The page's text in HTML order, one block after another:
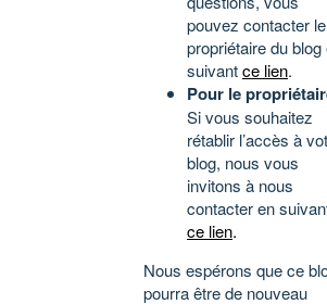
pouvez contacter le
propriétaire du blog
suivantce lien.
Pour le
Si vous souhaitez
rétablir l’accès à
blog, nous vous
invitons à nous
contacter en
ce lien.
Nous espérons que ce
pourra être de nouveau